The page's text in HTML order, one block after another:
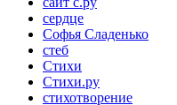
сердце
Софья Сладенько
стеб
Стихи
Стихи.ру
стихотворение